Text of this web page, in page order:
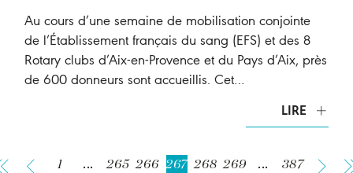
Au cours d’une semaine de mobilisation conjointe
de l’Établissement français du sang (EFS) et des 8
Rotary clubs d’Aix-en-Provence et du Pays d’Aix, près
de 600 donneurs sont accueillis. Cet…
LIRE
1 ... 265 266 267 268 269 ... 387